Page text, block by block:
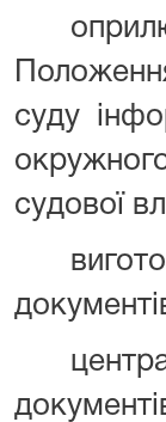
суду
судової